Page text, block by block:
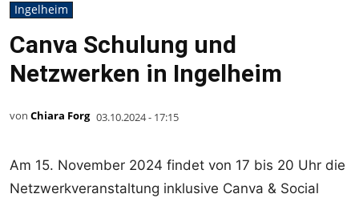
Ingelheim
Canva Schulung und
Netzwerken in Ingelheim
von Chiara Forg 03.10.2024 - 17:15
Am 15. November 2024 findet von 17 bis 20 Uhr die
Netzwerkveranstaltung inklusive Canva & Social